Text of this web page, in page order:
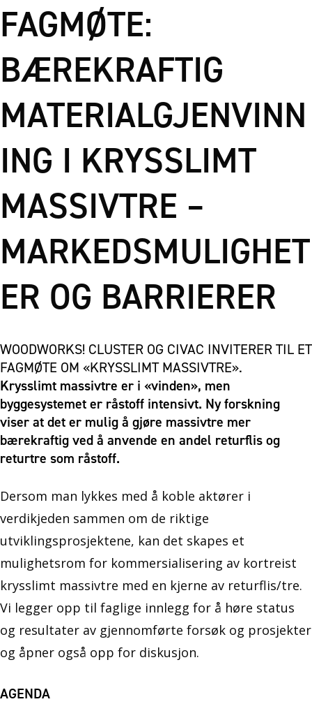
FAGMØTE:
BÆREKRAFTIG
MATERIALGJENVINN
ING I KRYSSLIMT
MASSIVTRE –
MARKEDSMULIGHET
ER OG BARRIERER
WOODWORKS! CLUSTER OG CIVAC INVITERER TIL ET
FAGMØTE OM «KRYSSLIMT MASSIVTRE».
Krysslimt massivtre er i «vinden», men
byggesystemet er råstoff intensivt. Ny forskning
viser at det er mulig å gjøre massivtre mer
bærekraftig ved å anvende en andel returflis og
returtre som råstoff.
Dersom man lykkes med å koble aktører i
verdikjeden sammen om de riktige
utviklingsprosjektene, kan det skapes et
mulighetsrom for kommersialisering av kortreist
krysslimt massivtre med en kjerne av returflis/tre.
Vi legger opp til faglige innlegg for å høre status
og resultater av gjennomførte forsøk og prosjekter
og åpner også opp for diskusjon.
AGENDA